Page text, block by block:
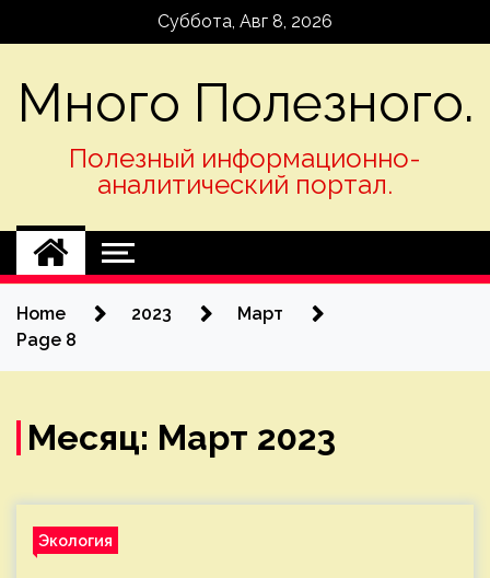
Суббота, Авг 8, 2026
Много Полезного.
Полезный информационно-
аналитический портал.
Home 2023
Март
Page 8
Месяц: Март 2023
Экология